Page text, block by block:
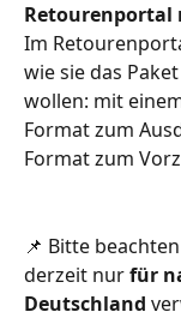
Retourenportal
Im
wie sie das
wollen: mit
Format zum
Format zum
📌 Bitte
derzeit nur für
Deutschland